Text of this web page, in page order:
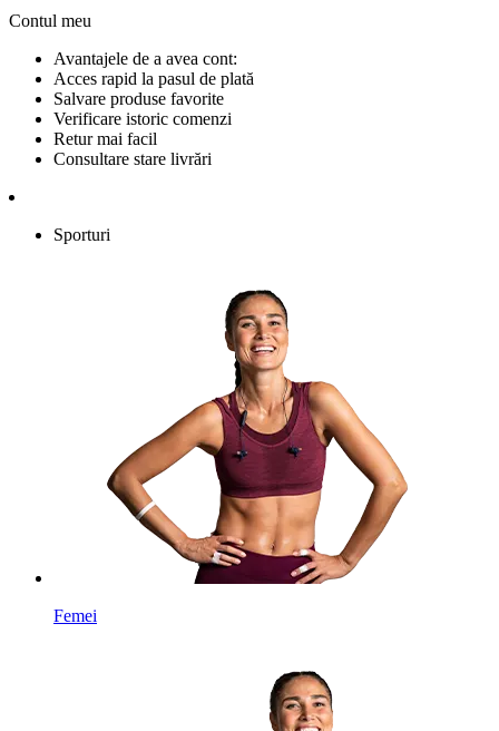
Contul meu
Avantajele de a avea cont:
Acces rapid la pasul de plată
Salvare produse favorite
Verificare istoric comenzi
Retur mai facil
Consultare stare livrări
Sporturi
Femei